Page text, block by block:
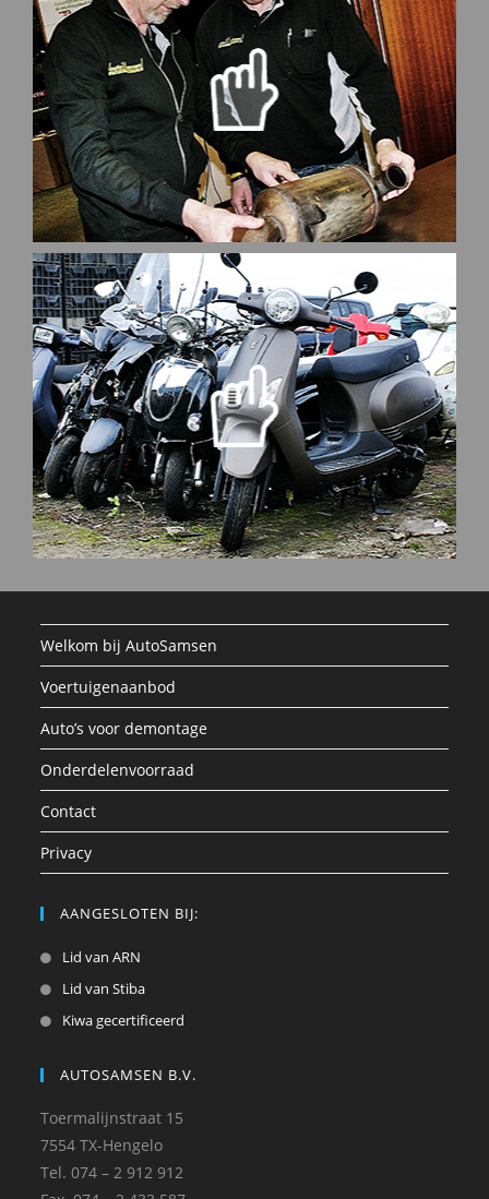
Inspectie
Geen onderdeel verlaat AutoSamsen zonder een
grondige inspectie of alles daadwerkelijk in orde is.
Lees meer
Scooter
Een belangrijke neven-activiteit zijn scooter-
onderdelen. Wij leveren alle onderdelen, ook voor de
scooter, door heel Nederland.
Lees meer
Welkom bij AutoSamsen
Voertuigenaanbod
Auto’s voor demontage
Onderdelenvoorraad
Contact
Privacy
AANGESLOTEN BIJ:
Lid van ARN
Lid van Stiba
Kiwa gecertificeerd
AUTOSAMSEN B.V.
Toermalijnstraat 15
7554 TX-Hengelo
Tel. 074 – 2 912 912